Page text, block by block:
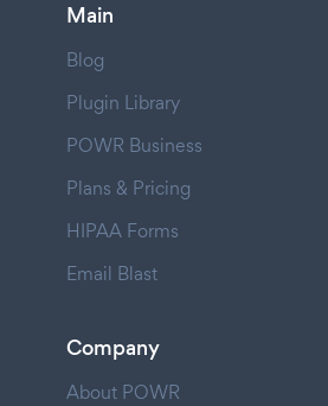
Main
Blog
Plugin Library
POWR Business
Plans & Pricing
HIPAA Forms
Email Blast
Company
About POWR